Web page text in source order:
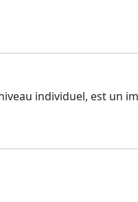
individuel, est un